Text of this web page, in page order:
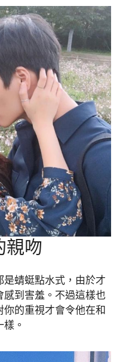
親吻
蜻蜓點水式，由於才
感到害羞。不過這樣也
的重視才會令他在和
。